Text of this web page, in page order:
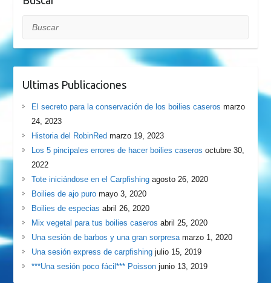
Buscar
Ultimas Publicaciones
El secreto para la conservación de los boilies caseros marzo
24, 2023
Historia del RobinRed marzo 19, 2023
Los 5 pincipales errores de hacer boilies caseros octubre 30,
2022
Tote iniciándose en el Carpfishing agosto 26, 2020
Boilies de ajo puro mayo 3, 2020
Boilies de especias abril 26, 2020
Mix vegetal para tus boilies caseros abril 25, 2020
Una sesión de barbos y una gran sorpresa marzo 1, 2020
Una sesión express de carpfishing julio 15, 2019
***Una sesión poco fácil*** Poisson junio 13, 2019